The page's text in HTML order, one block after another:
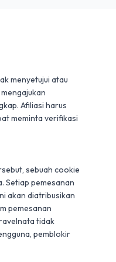
menyetujui atau
Afiliasi harus
meminta verifikasi
sebuah cookie
Setiap pemesanan
akan diatribusikan
pemesanan
tidak
pemblokir